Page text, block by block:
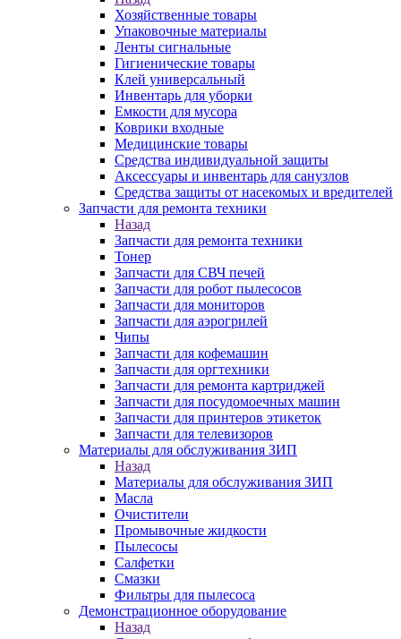
Хозяйственные товары
Упаковочные материалы
Ленты сигнальные
Гигиенические товары
Клей универсальный
Инвентарь для уборки
Емкости для мусора
Коврики входные
Медицинские товары
Средства индивидуальной защиты
Аксессуары и инвентарь для санузлов
Средства защиты от насекомых и вредителей
Запчасти для ремонта техники
Назад
Запчасти для ремонта техники
Тонер
Запчасти для СВЧ печей
Запчасти для робот пылесосов
Запчасти для мониторов
Запчасти для аэрогрилей
Чипы
Запчасти для кофемашин
Запчасти для оргтехники
Запчасти для ремонта картриджей
Запчасти для посудомоечных машин
Запчасти для принтеров этикеток
Запчасти для телевизоров
Материалы для обслуживания ЗИП
Назад
Материалы для обслуживания ЗИП
Масла
Очистители
Промывочные жидкости
Пылесосы
Салфетки
Смазки
Фильтры для пылесоса
Демонстрационное оборудование
Назад